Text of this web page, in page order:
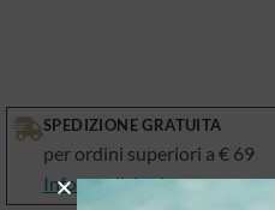
SPEDIZIONE GRATUITA
per ordini superiori a € 69
Info spedizioni